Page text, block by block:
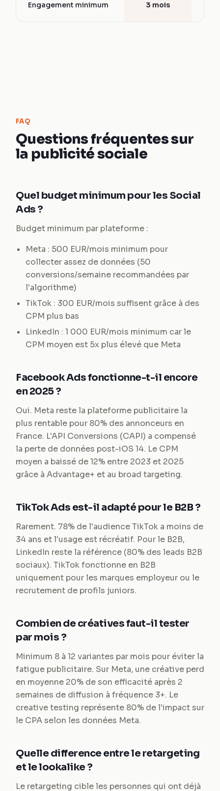
Engagement minimum 3 mois
FAQ
Questions fréquentes sur
la publicité sociale
Quel budget minimum pour les Social
Ads ?
Budget minimum par plateforme :
Meta : 500 EUR/mois minimum pour
collecter assez de données (50
conversions/semaine recommandées par
l'algorithme)
TikTok : 300 EUR/mois suffisent grâce à des
CPM plus bas
LinkedIn : 1 000 EUR/mois minimum car le
CPM moyen est 5x plus élevé que Meta
Facebook Ads fonctionne-t-il encore
en 2025 ?
Oui. Meta reste la plateforme publicitaire la
plus rentable pour 80% des annonceurs en
France. L'API Conversions (CAPI) a compensé
la perte de données post-iOS 14. Le CPM
moyen a baissé de 12% entre 2023 et 2025
grâce à Advantage+ et au broad targeting.
TikTok Ads est-il adapté pour le B2B ?
Rarement. 78% de l'audience TikTok a moins de
34 ans et l'usage est récréatif. Pour le B2B,
LinkedIn reste la référence (80% des leads B2B
sociaux). TikTok fonctionne en B2B
uniquement pour les marques employeur ou le
recrutement de profils juniors.
Combien de créatives faut-il tester
par mois ?
Minimum 8 à 12 variantes par mois pour éviter la
fatigue publicitaire. Sur Meta, une créative perd
en moyenne 20% de son efficacité après 2
semaines de diffusion à fréquence 3+. Le
creative testing représente 80% de l'impact sur
le CPA selon les données Meta.
Quelle difference entre le retargeting
et le lookalike ?
Le retargeting cible les personnes qui ont déjà